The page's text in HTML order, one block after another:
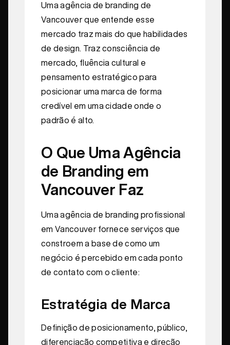
Uma agência de branding de
Vancouver que entende esse
mercado traz mais do que habilidades
de design. Traz consciência de
mercado, fluência cultural e
pensamento estratégico para
posicionar uma marca de forma
credível em uma cidade onde o
padrão é alto.
O Que Uma Agência
de Branding em
Vancouver Faz
Uma agência de branding profissional
em Vancouver fornece serviços que
constroem a base de como um
negócio é percebido em cada ponto
de contato com o cliente:
Estratégia de Marca
Definição de posicionamento, público,
diferenciação competitiva e direção